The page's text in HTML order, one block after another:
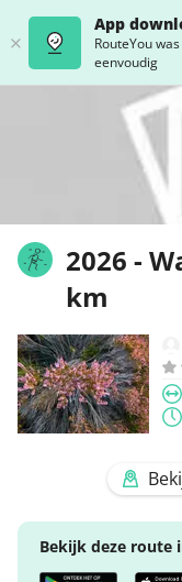
App
RouteYou
eenvoudig
2026 -
km
Bekijk deze route